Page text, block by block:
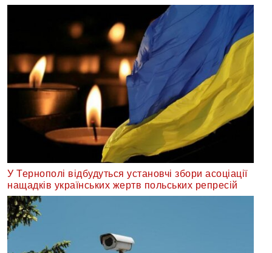
У Тернополі відбудуться установчі збори асоціації
нащадків українських жертв польських репресій